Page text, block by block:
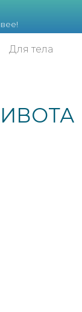
Для тела